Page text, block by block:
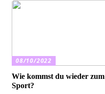
08/10/2022
Wie kommst du wieder zum
Sport?